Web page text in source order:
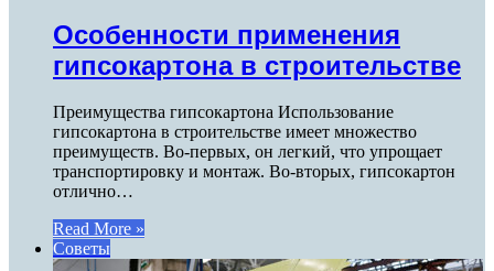
Особенности применения
гипсокартона в строительстве
Преимущества гипсокартона Использование
гипсокартона в строительстве имеет множество
преимуществ. Во-первых, он легкий, что упрощает
транспортировку и монтаж. Во-вторых, гипсокартон
отлично…
Read More »
Советы